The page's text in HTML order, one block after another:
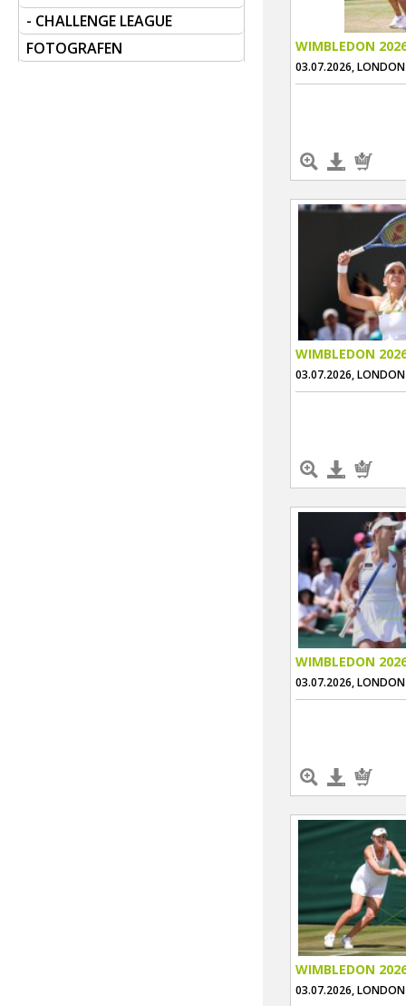
- CHALLENGE LEAGUE
FOTOGRAFEN
WIMBLEDON
03.07.2026, LONDON
WIMBLEDON
03.07.2026, LONDON
WIMBLEDON
03.07.2026, LONDON
WIMBLEDON
03.07.2026, LONDON